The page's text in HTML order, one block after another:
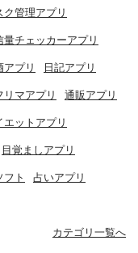
ク管理アプリ
量チェッカーアプリ
アプリ 日記アプリ
リマアプリ 通販アプリ
エットアプリ
目覚ましアプリ
フト 占いアプリ
カテゴリ一覧へ